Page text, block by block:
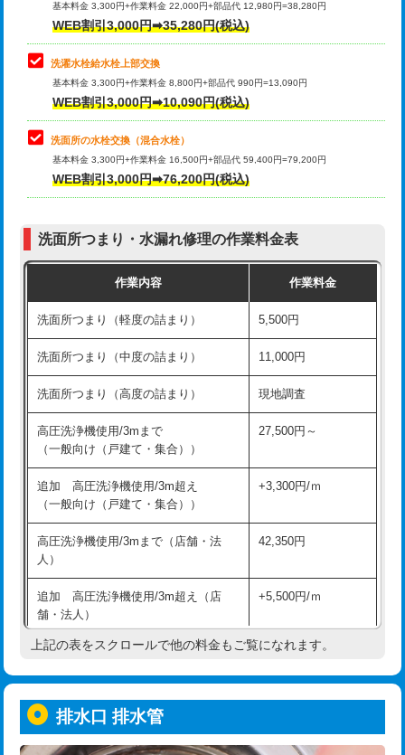
排水管工事（排水管工事/3ｍまで） 55,000円
排水管工事（追加 排水管工事/3ｍ超
え）
マス交換（土の掘削・埋め戻し作業）
マス交換（深さ50㎝未満）
マス交換（深さ50㎝以上）
モルタル補修（厚さ10㎝まで） 27,500円
モルタル補修（厚さ10㎝超え） 38,500円
洗面台設置 38,500円
バスタブ設置 現場見積
追加人工 16,500円
廃棄・処分 現場見積
※給水管工事は20mmまでの価格です。
その他部品の脱着
交換・取付（タンク）
交換・取付(単水栓（壁付・デッキ
式）)
交換・取付(混合水栓（壁付・デッキ
式・ワンホール）)
16,500円+材料費
（P/S/ポップアップ））
交換・取付（その他部品） 11,000円+材料費
持込商品取付（単水栓） 13,200円
持込商品取付（混合水栓） 16,500円
持込商品取付（浄水器・分岐水栓） 16,500円
給水管工事※（ホール加工) 16,500円
給水管工事※（バンド止め)
給水管工事※（支持金具設置) 5,500円
給水管工事※（保温材使用（バンド止
め込み）)
5,500円
給水管工事※（土の掘削・埋め戻し作
業)
11,000円
給水管工事※（塩ビ管（VP・HI）使
用/3ｍまで)
用（追加）/3ｍ超え)
給水管工事※（ライニング鋼管・銅
44,000円
基本料金 3,300円+作業料金 22,000円+部品代 12,980円=38,280円
WEB割引3,000円➡35,280円(税込)
洗濯水栓給水栓上部交換
基本料金 3,300円+作業料金 8,800円+部品代 990円=13,090円
WEB割引3,000円➡10,090円(税込)
洗面所の水栓交換（混合水栓）
基本料金 3,300円+作業料金 16,500円+部品代 59,400円=79,200円
WEB割引3,000円➡76,200円(税込)
洗面所つまり・水漏れ修理の作業料金表
作業内容 作業料金
洗面所つまり（軽度の詰まり） 5,500円
洗面所つまり（中度の詰まり） 11,000円
洗面所つまり（高度の詰まり） 現地調査
高圧洗浄機使用/3mまで
（一般向け（戸建て・集合））
27,500円～
追加 高圧洗浄機使用/3m超え
（一般向け（戸建て・集合））
+3,300円/ｍ
高圧洗浄機使用/3mまで（店舗・法
人）
42,350円
追加 高圧洗浄機使用/3m超え（店
舗・法人）
+5,500円/ｍ
高度高圧洗浄換 現地調査
トーラー機使用/3mまで
上記の表をスクロールで他の料金もご覧になれます。
排水口 排水管